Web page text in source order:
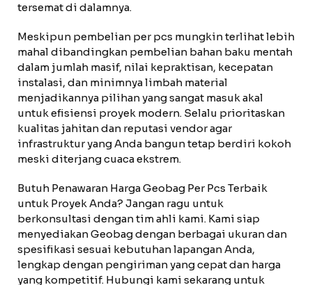
tersemat di dalamnya.
Meskipun pembelian per pcs mungkin terlihat lebih
mahal dibandingkan pembelian bahan baku mentah
dalam jumlah masif, nilai kepraktisan, kecepatan
instalasi, dan minimnya limbah material
menjadikannya pilihan yang sangat masuk akal
untuk efisiensi proyek modern. Selalu prioritaskan
kualitas jahitan dan reputasi vendor agar
infrastruktur yang Anda bangun tetap berdiri kokoh
meski diterjang cuaca ekstrem.
Butuh Penawaran Harga Geobag Per Pcs Terbaik
untuk Proyek Anda? Jangan ragu untuk
berkonsultasi dengan tim ahli kami. Kami siap
menyediakan Geobag dengan berbagai ukuran dan
spesifikasi sesuai kebutuhan lapangan Anda,
lengkap dengan pengiriman yang cepat dan harga
yang kompetitif. Hubungi kami sekarang untuk